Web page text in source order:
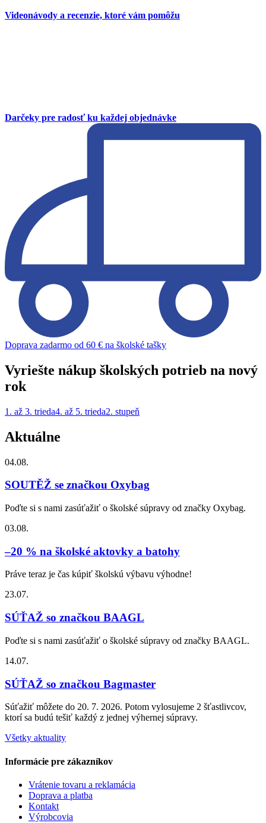
Videonávody a recenzie, ktoré vám pomôžu
Darčeky pre radosť ku každej objednávke
Doprava zadarmo od 60 € na školské tašky
Vyriešte nákup školských potrieb na nový
rok
1. až 3. trieda4. až 5. trieda2. stupeň
Aktuálne
04.08.
SOUTĚŽ se značkou Oxybag
Poďte si s nami zasúťažiť o školské súpravy od značky Oxybag.
03.08.
–20 % na školské aktovky a batohy
Práve teraz je čas kúpiť školskú výbavu výhodne!
23.07.
SÚŤAŽ so značkou BAAGL
Poďte si s nami zasúťažiť o školské súpravy od značky BAAGL.
14.07.
SÚŤAŽ so značkou Bagmaster
Súťažiť môžete do 20. 7. 2026. Potom vylosujeme 2 šťastlivcov,
ktorí sa budú tešiť každý z jednej výhernej súpravy.
Všetky aktuality
Informácie pre zákazníkov
Vrátenie tovaru a reklamácia
Doprava a platba
Kontakt
Výrobcovia